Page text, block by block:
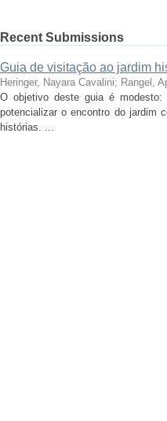
Recent Submissions
Guia de visitação ao jardim
Heringer, Nayara Cavalini; Rangel,
O objetivo deste guia é
potencializar o encontro do jardim
histórias. ...